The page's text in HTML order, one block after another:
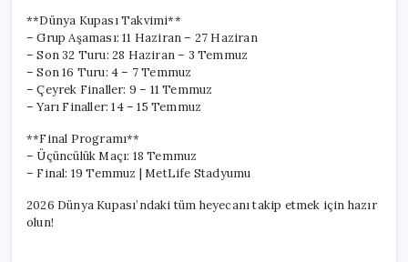
**Dünya Kupası Takvimi**
– Grup Aşaması: 11 Haziran – 27 Haziran
– Son 32 Turu: 28 Haziran – 3 Temmuz
– Son 16 Turu: 4 – 7 Temmuz
– Çeyrek Finaller: 9 – 11 Temmuz
– Yarı Finaller: 14 – 15 Temmuz
**Final Programı**
– Üçüncülük Maçı: 18 Temmuz
– Final: 19 Temmuz | MetLife Stadyumu
2026 Dünya Kupası’ndaki tüm heyecanı takip etmek için hazır
olun!